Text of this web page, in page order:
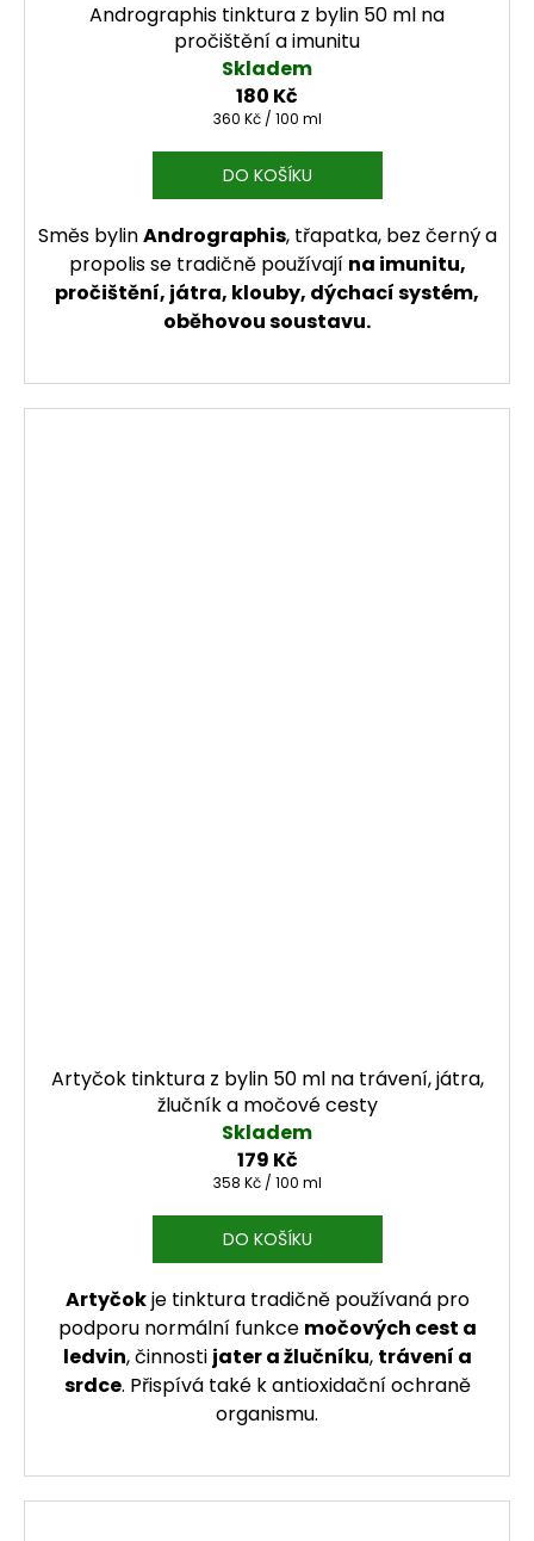
Andrographis tinktura z bylin 50 ml na
pročištění a imunitu
Skladem
180 Kč
Měrná cena:
360 Kč / 100 ml
DO KOŠÍKU
Směs bylinAndrographis, třapatka, bez černý a
propolis se tradičně používají na imunitu,
pročištění, játra, klouby, dýchací systém,
oběhovou soustavu.
Artyčok tinktura z bylin 50 ml na trávení, játra,
žlučník a močové cesty
Skladem
179 Kč
Měrná cena:
358 Kč / 100 ml
DO KOŠÍKU
Artyčokje tinktura tradičně používaná pro
podporu normální funkce močových cest a
ledvin, činnosti jater a žlučníku, trávení a
srdce. Přispívá také k antioxidační ochraně
organismu.